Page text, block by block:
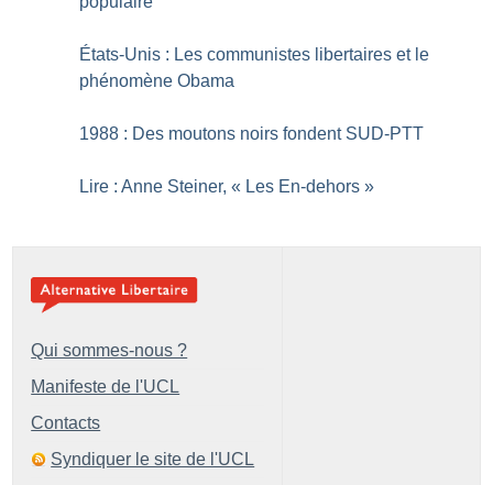
États-Unis : Les communistes libertaires et le
phénomène Obama
1988 : Des moutons noirs fondent SUD-PTT
Lire : Anne Steiner, « Les En-dehors »
Qui sommes-nous ?
Manifeste de l'UCL
Contacts
Syndiquer le site de l'UCL